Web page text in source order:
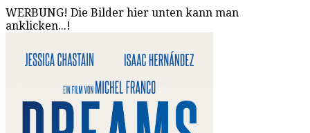
WERBUNG! Die Bilder hier unten kann man
anklicken...!